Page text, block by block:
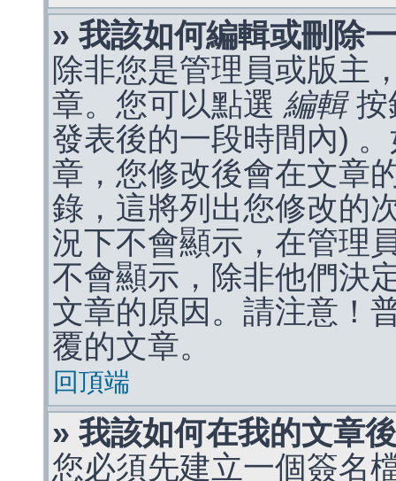
» 我該如何編輯或刪除
除非您是管理員或版主
章。您可以點選 編輯按
發表後的一段時間內)
章，您修改後會在文章
錄，這將列出您修改的
況下不會顯示，在管理
不會顯示，除非他們決
文章的原因。請注意！
覆的文章。
回頂端
» 我該如何在我的文章
您必須先建立一個簽名